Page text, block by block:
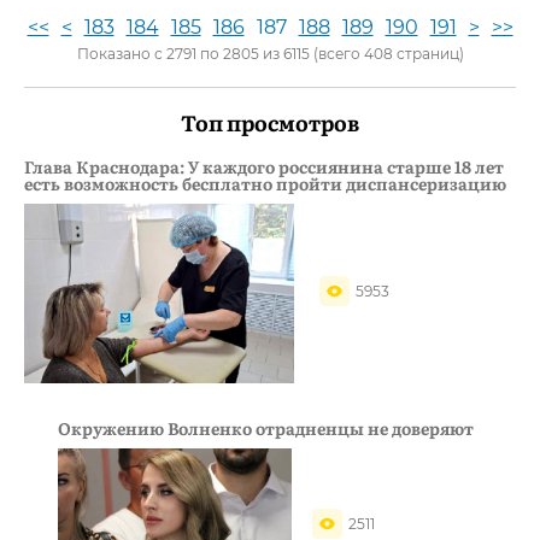
<< < 183 184 185 186 187 188 189 190 191 > >>
Показано с 2791 по 2805 из 6115 (всего 408 страниц)
Топ просмотров
Глава Краснодара: У каждого россиянина старше 18 лет
есть возможность бесплатно пройти диспансеризацию
5953
Окружению Волненко отрадненцы не доверяют
2511